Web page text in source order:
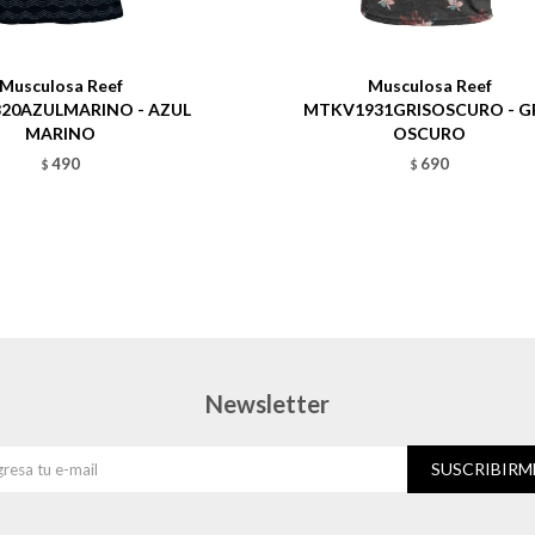
Musculosa Reef
- AZUL
MARINO
$ 490
Musculosa Reef
MTKV1931GRISOSCURO -
OSCURO
$ 690
Newsletter